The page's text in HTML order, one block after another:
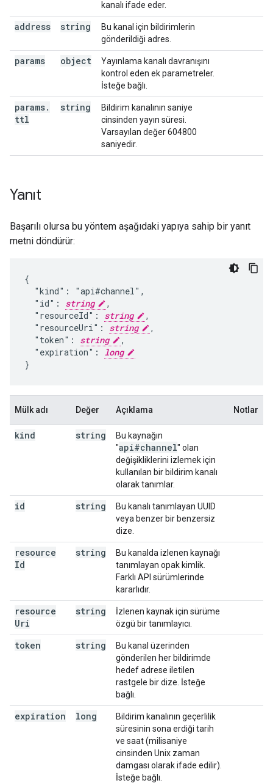
kanalı ifade eder.
address string
Bu kanal için bildirimlerin
gönderildiği adres.
params object
Yayınlama kanalı davranışını
kontrol eden ek parametreler.
İsteğe bağlı.
params.
ttl
string
Bildirim kanalının saniye
cinsinden yayın süresi.
Varsayılan değer 604800
saniyedir.
Yanıt
Başarılı olursa bu yöntem aşağıdaki yapıya sahip bir yanıt
metni döndürür:
{
  "kind": "api#channel",
  "id":
string
,
  "resourceId":
string
,
  "resourceUri":
string
,
  "token":
string
,
  "expiration":
long
}
Mülk adı Değer Açıklama Notlar
kind string
Bu kaynağın
"api#channel" olan
değişikliklerini izlemek için
kullanılan bir bildirim kanalı
olarak tanımlar.
id string
Bu kanalı tanımlayan UUID
veya benzer bir benzersiz
dize.
resource
Id
string
Bu kanalda izlenen kaynağı
tanımlayan opak kimlik.
Farklı API sürümlerinde
kararlıdır.
resource
Uri
string
İzlenen kaynak için sürüme
özgü bir tanımlayıcı.
token string
Bu kanal üzerinden
gönderilen her bildirimde
hedef adrese iletilen
rastgele bir dize. İsteğe
bağlı.
expiration long
Bildirim kanalının geçerlilik
süresinin sona erdiği tarih
ve saat (milisaniye
cinsinden Unix zaman
damgası olarak ifade edilir).
İsteğe bağlı.